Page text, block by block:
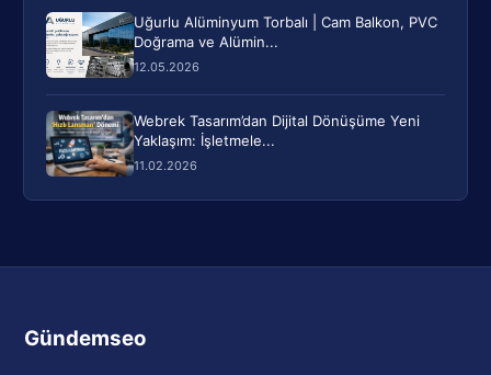
Uğurlu Alüminyum Torbalı | Cam Balkon, PVC
Doğrama ve Alümin...
12.05.2026
Webrek Tasarım’dan Dijital Dönüşüme Yeni
Yaklaşım: İşletmele...
11.02.2026
Gündemseo